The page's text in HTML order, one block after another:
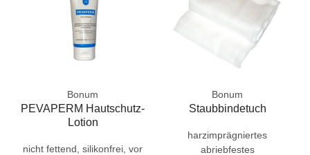
Bonum
PEVAPERM Hautschutz-
Lotion
nicht fettend, silikonfrei, vor
Bonum
Staubbindetuch
harzimprägniertes
abriebfestes